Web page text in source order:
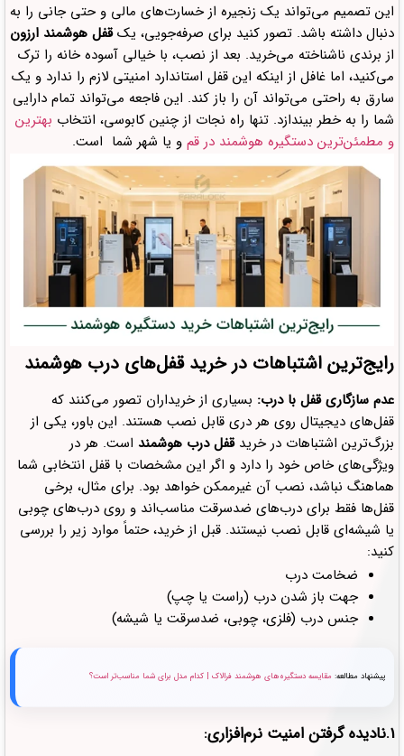
این تصمیم می‌تواند یک زنجیره از خسارت‌های مالی و حتی جانی را به
دنبال داشته باشد. تصور کنید برای صرفه‌جویی، یکقفل هوشمند ارزون
از برندی ناشناخته می‌خرید. بعد از نصب، با خیالی آسوده خانه را ترک
می‌کنید، اما غافل از اینکه این قفل استاندارد امنیتی لازم را ندارد و یک
سارق به راحتی می‌تواند آن را باز کند. این فاجعه می‌تواند تمام دارایی
شما را به خطر بیندازد. تنها راه نجات از چنین کابوسی، انتخاب بهترین
و مطمئن‌ترین دستگیره هوشمند در قم و یا شهر شما است.
رایج‌ترین اشتباهات در خرید قفل‌های درب هوشمند
عدم سازگاری قفل با درب: بسیاری از خریداران تصور می‌کنند که
قفل‌های دیجیتال روی هر دری قابل نصب هستند. این باور، یکی از
بزرگ‌ترین اشتباهات در خریدقفل درب هوشمند است. هر در
ویژگی‌های خاص خود را دارد و اگر این مشخصات با قفل انتخابی شما
هماهنگ نباشد، نصب آن غیرممکن خواهد بود. برای مثال، برخی
قفل‌ها فقط برای درب‌های ضدسرقت مناسب‌اند و روی درب‌های چوبی
یا شیشه‌ای قابل نصب نیستند. قبل از خرید، حتماً موارد زیر را بررسی
کنید:
ضخامت درب
جهت باز شدن درب (راست یا چپ)
جنس درب (فلزی، چوبی، ضدسرقت یا شیشه)
پیشنهاد مطالعه: مقایسه دستگیره‌های هوشمند فرالاک | کدام مدل برای شما مناسب‌تر است؟
1.نادیده گرفتن امنیت نرم‌افزاری: